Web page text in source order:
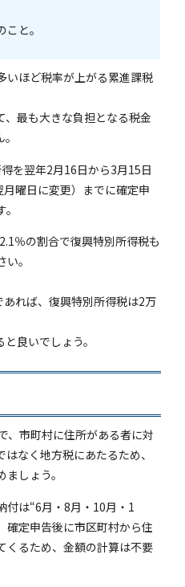
と。
いほど税率が上がる累進課税
、最も大きな負担となる税金
を翌年2月16日から3月15日
曜日に変更）までに確定申
％の割合で復興特別所得税も
。
れば、復興特別所得税は2万
良いでしょう。
、市町村に住所がある者に対
なく地方税にあたるため、
しょう。
付は“6月・8月・10月・1
確定申告後に市区町村から住
くるため、金額の計算は不要